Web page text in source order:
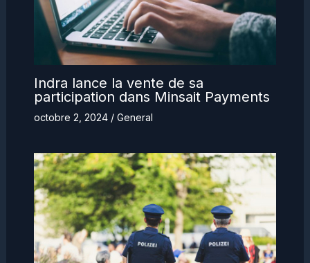
Indra lance la vente de sa
participation dans Minsait Payments
octobre 2, 2024 / General